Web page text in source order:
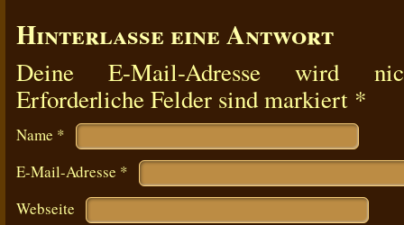
Hinterlasse eine Antwort
Deine E-Mail-Adresse wird
Erforderliche Felder sind markiert *
Name *
E-Mail-Adresse *
Webseite